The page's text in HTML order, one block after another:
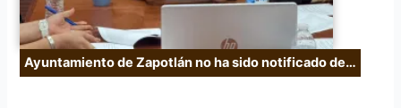
Ayuntamiento de Zapotlán no ha sido notificado de…